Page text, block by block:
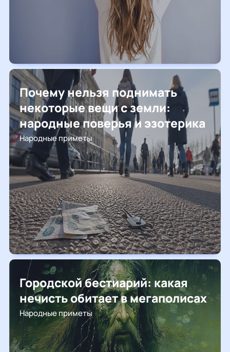
Почему нельзя поднимать
некоторые вещи с земли:
народные поверья и эзотерика
Народные приметы
Городской бестиарий: какая
нечисть обитает в мегаполисах
Народные приметы